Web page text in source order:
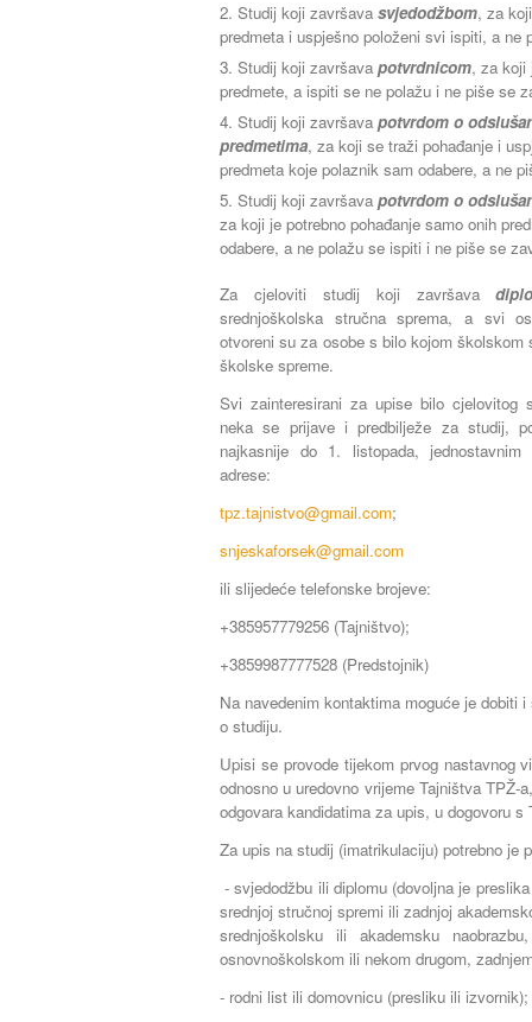
Studij koji završava svjedodžbom, za
predmeta i uspješno položeni svi ispiti, a ne
Studij koji završava potvrdnicom, za koji
predmete, a ispiti se ne polažu i ne piše se
Studij koji završava potvrdom o
predmetima, za koji se traži pohađanje i
predmeta koje polaznik sam odabere, a ne
Studij koji završava potvrdom o
za koji je potrebno pohađanje samo onih
odabere, a ne polažu se ispiti i ne piše se
Za cjeloviti studij koji završava
srednjoškolska stručna sprema, a svi
otvoreni su za osobe s bilo kojom školskom
školske spreme.
Svi zainteresirani za upise bilo cjelovitog
neka se prijave i predbilježe za studij,
najkasnije do 1. listopada,
adrese:
tpz.tajnistvo@gmail.com;
snjeskaforsek@gmail.com
ili slijedeće telefonske brojeve:
+385957779256 (Tajništvo);
+3859987777528 (Predstojnik)
Na navedenim kontaktima moguće je dobiti
o studiju.
Upisi se provode tijekom prvog nastavnog
odnosno u uredovno vrijeme Tajništva TPŽ-
odgovara kandidatima za upis, u dogovoru s
Za upis na studij (imatrikulaciju) potrebno je
- svjedodžbu ili diplomu (dovoljna je
srednjoj stručnoj spremi ili zadnjoj
srednjoškolsku ili akademsku
osnovnoškolskom ili nekom drugom,
- rodni list ili domovnicu (presliku ili izvornik);